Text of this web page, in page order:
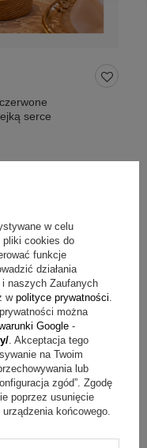
serce
w celu
cookies do
funkcje
działania
naszych Zaufanych
w polityce prywatności.
można
Google -
. Akceptacja tego
na Twoim
lub
zgód”. Zgodę
poprzez usunięcie
końcowego.